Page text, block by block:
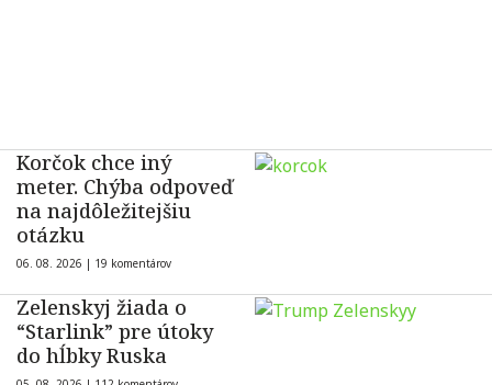
Korčok chce iný
meter. Chýba odpoveď
na najdôležitejšiu
otázku
06. 08. 2026 | 19 komentárov
Zelenskyj žiada o
“Starlink” pre útoky
do hĺbky Ruska